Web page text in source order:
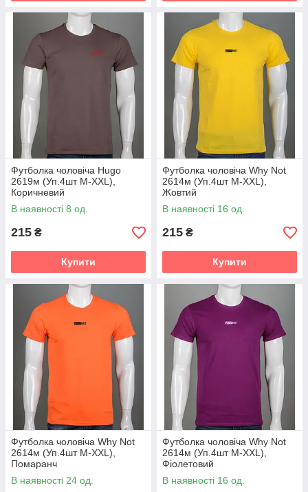
Футболка чоловіча Hugo
2619м (Уп.4шт M-XXL),
Коричневий
В наявності 8 од.
215 ₴
Купити
Футболка чоловіча Why Not
2614м (Уп.4шт M-XXL),
Жовтий
В наявності 16 од.
215 ₴
Купити
Футболка чоловіча Why Not
2614м (Уп.4шт M-XXL),
Помаранч
В наявності 24 од.
Футболка чоловіча Why Not
2614м (Уп.4шт M-XXL),
Фіолетовий
В наявності 16 од.